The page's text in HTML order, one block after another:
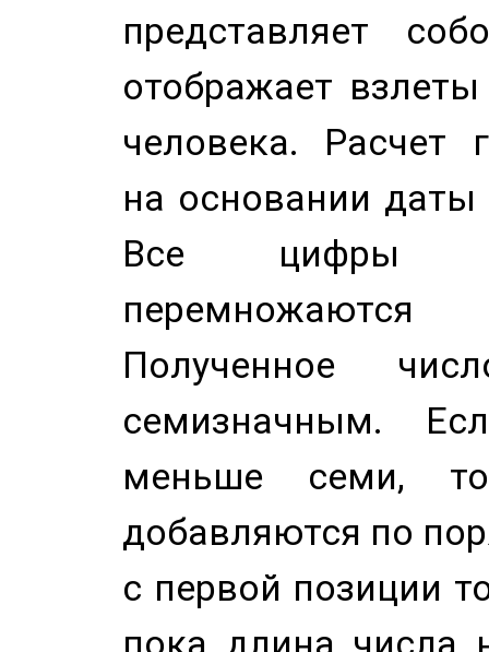
представляет
отображает
человека. Расчет
на основании
Все цифры
Полученное
семизначным.
меньше семи,
добавляются по
с первой позиции